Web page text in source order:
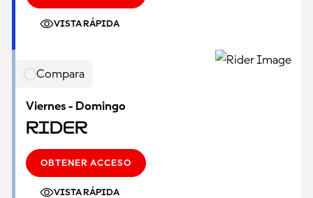
VISTA RÁPIDA
Compara
Viernes - Domingo
Rider
OBTENER ACCESO
VISTA RÁPIDA